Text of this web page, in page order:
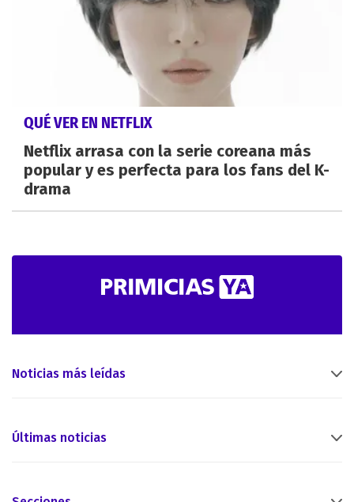
QUÉ VER EN NETFLIX
Netflix arrasa con la serie coreana más
popular y es perfecta para los fans del K-
drama
Noticias más leídas
Últimas noticias